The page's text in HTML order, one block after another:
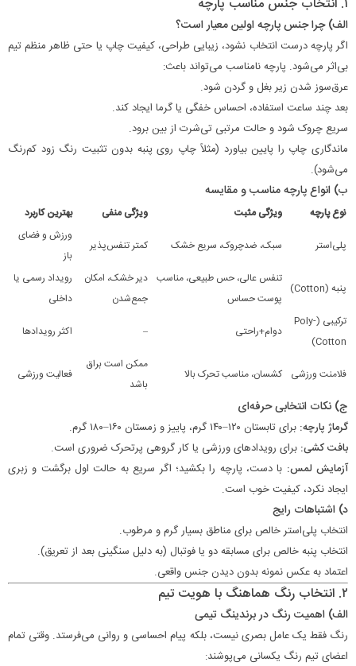
الف) چرا جنس پارچه اولین معیار است؟
اگر پارچه درست انتخاب نشود، زیبایی طراحی، کیفیت چاپ یا حتی ظاهر منظم تیم
بی‌اثر می‌شود. پارچه نامناسب می‌تواند باعث:
عرق‌سوز شدن زیر بغل و گردن شود.
بعد چند ساعت استفاده، احساس خفگی یا گرما ایجاد کند.
سریع چروک شود و حالت مرتبی تی‌شرت از بین برود.
ماندگاری چاپ را پایین بیاورد (مثلاً چاپ روی پنبه بدون تثبیت رنگ زود کم‌رنگ
می‌شود).
ب) انواع پارچه مناسب و مقایسه
نوع پارچه ویژگی مثبت ویژگی منفی بهترین کاربرد
پلی‌استر سبک، ضدچروک، سریع خشک کمتر تنفس‌پذیر
ورزش و فضای
باز
پنبه (Cotton)
تنفس عالی، حس طبیعی، مناسب
پوست حساس
دیر خشک، امکان
جمع‌شدن
رویداد رسمی یا
داخلی
ترکیبی (Poly-
Cotton)
دوام+راحتی – اکثر رویدادها
فلامنت ورزشی کشسان، مناسب تحرک بالا
ممکن است براق
باشد
فعالیت ورزشی
ج) نکات انتخابی حرفه‌ای
گرماژ پارچه: برای تابستان ۱۲۰–۱۴۰ گرم، پاییز و زمستان ۱۶۰–۱۸۰ گرم.
بافت کشی: برای رویدادهای ورزشی یا کار گروهی پرتحرک ضروری است.
آزمایش لمس: با دست، پارچه را بکشید؛ اگر سریع به حالت اول برگشت و زبری
ایجاد نکرد، کیفیت خوب است.
د) اشتباهات رایج
انتخاب پلی‌استر خالص برای مناطق بسیار گرم و مرطوب.
انتخاب پنبه خالص برای مسابقه دو یا فوتبال (به دلیل سنگینی بعد از تعریق).
اعتماد به عکس نمونه بدون دیدن جنس واقعی.
۲. انتخاب رنگ هماهنگ با هویت تیم
الف) اهمیت رنگ در برندینگ تیمی
رنگ فقط یک عامل بصری نیست، بلکه پیام احساسی و روانی می‌فرستد. وقتی تمام
اعضای تیم رنگ یکسانی می‌پوشند: